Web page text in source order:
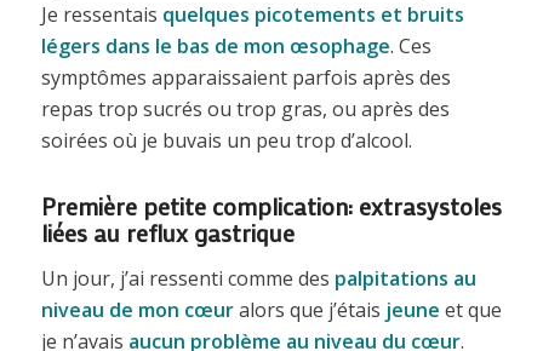
Je ressentais quelques picotements et bruits
légers dans le bas de mon œsophage. Ces
symptômes apparaissaient parfois après des
repas trop sucrés ou trop gras, ou après des
soirées où je buvais un peu trop d’alcool.
Première petite complication: extrasystoles
liées au reflux gastrique
Un jour, j’ai ressenti comme des palpitations au
niveau de mon cœuralors que j’étais jeune et que
je n’avais aucun problème au niveau du cœur.